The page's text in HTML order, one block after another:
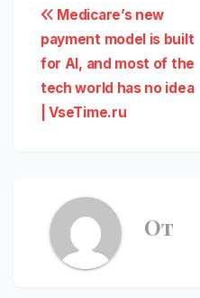
Навигация
по
записям
Medicare’s new
payment model is built
for AI, and most of the
tech world has no idea
| VseTime.ru
От